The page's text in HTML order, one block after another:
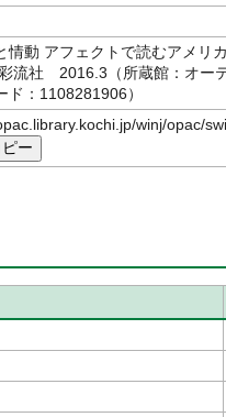
情動 アフェクトで読むアメ
流社 2016.3（所蔵館：オー
ド：1108281906）
winj/opac/
ー